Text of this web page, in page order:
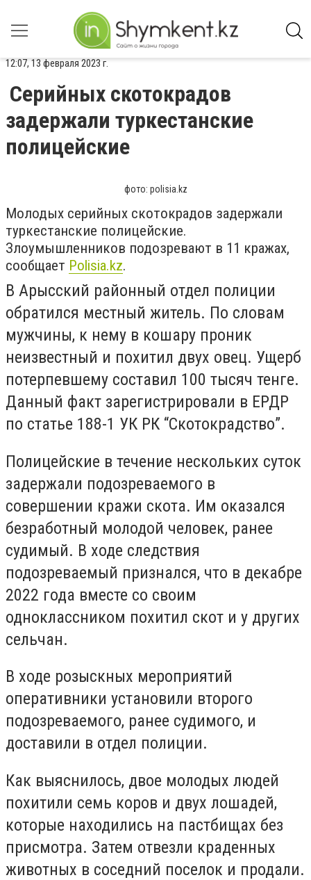
12:07, 13 февраля 2023 г.
Cерийных скотокрадов
задержали туркестанские
полицейские
фото: polisia.kz
Молодых серийных скотокрадов задержали
туркестанские полицейские.
Злоумышленников подозревают в 11 кражах,
сообщает Polisia.kz.
В Арысский районный отдел полиции
обратился местный житель. По словам
мужчины, к нему в кошару проник
неизвестный и похитил двух овец. Ущерб
потерпевшему составил 100 тысяч тенге.
Данный факт зарегистрировали в ЕРДР
по статье 188-1 УК РК “Скотокрадство”.
Полицейские в течение нескольких суток
задержали подозреваемого в
совершении кражи скота. Им оказался
безработный молодой человек, ранее
судимый. В ходе следствия
подозреваемый признался, что в декабре
2022 года вместе со своим
одноклассником похитил скот и у других
сельчан.
В ходе розыскных мероприятий
оперативники установили второго
подозреваемого, ранее судимого, и
доставили в отдел полиции.
Как выяснилось, двое молодых людей
похитили семь коров и двух лошадей,
которые находились на пастбищах без
присмотра. Затем отвезли краденных
животных в соседний поселок и продали.